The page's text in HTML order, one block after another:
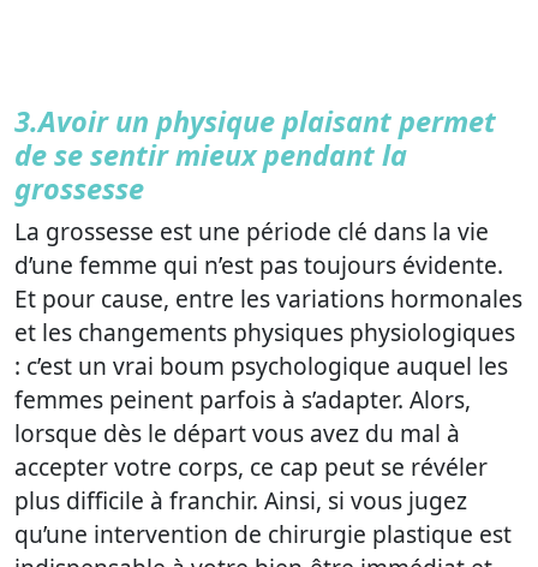
3.Avoir un physique plaisant permet
de se sentir mieux pendant la
grossesse
La grossesse est une période clé dans la vie
d’une femme qui n’est pas toujours évidente.
Et pour cause, entre les variations hormonales
et les changements physiques physiologiques
: c’est un vrai boum psychologique auquel les
femmes peinent parfois à s’adapter. Alors,
lorsque dès le départ vous avez du mal à
accepter votre corps, ce cap peut se révéler
plus difficile à franchir. Ainsi, si vous jugez
qu’une intervention de chirurgie plastique est